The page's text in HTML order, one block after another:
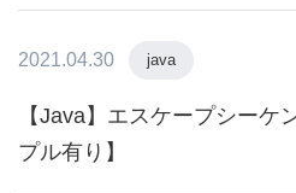
2021.04.30 java
【Java】エスケープシーケ
プル有り】